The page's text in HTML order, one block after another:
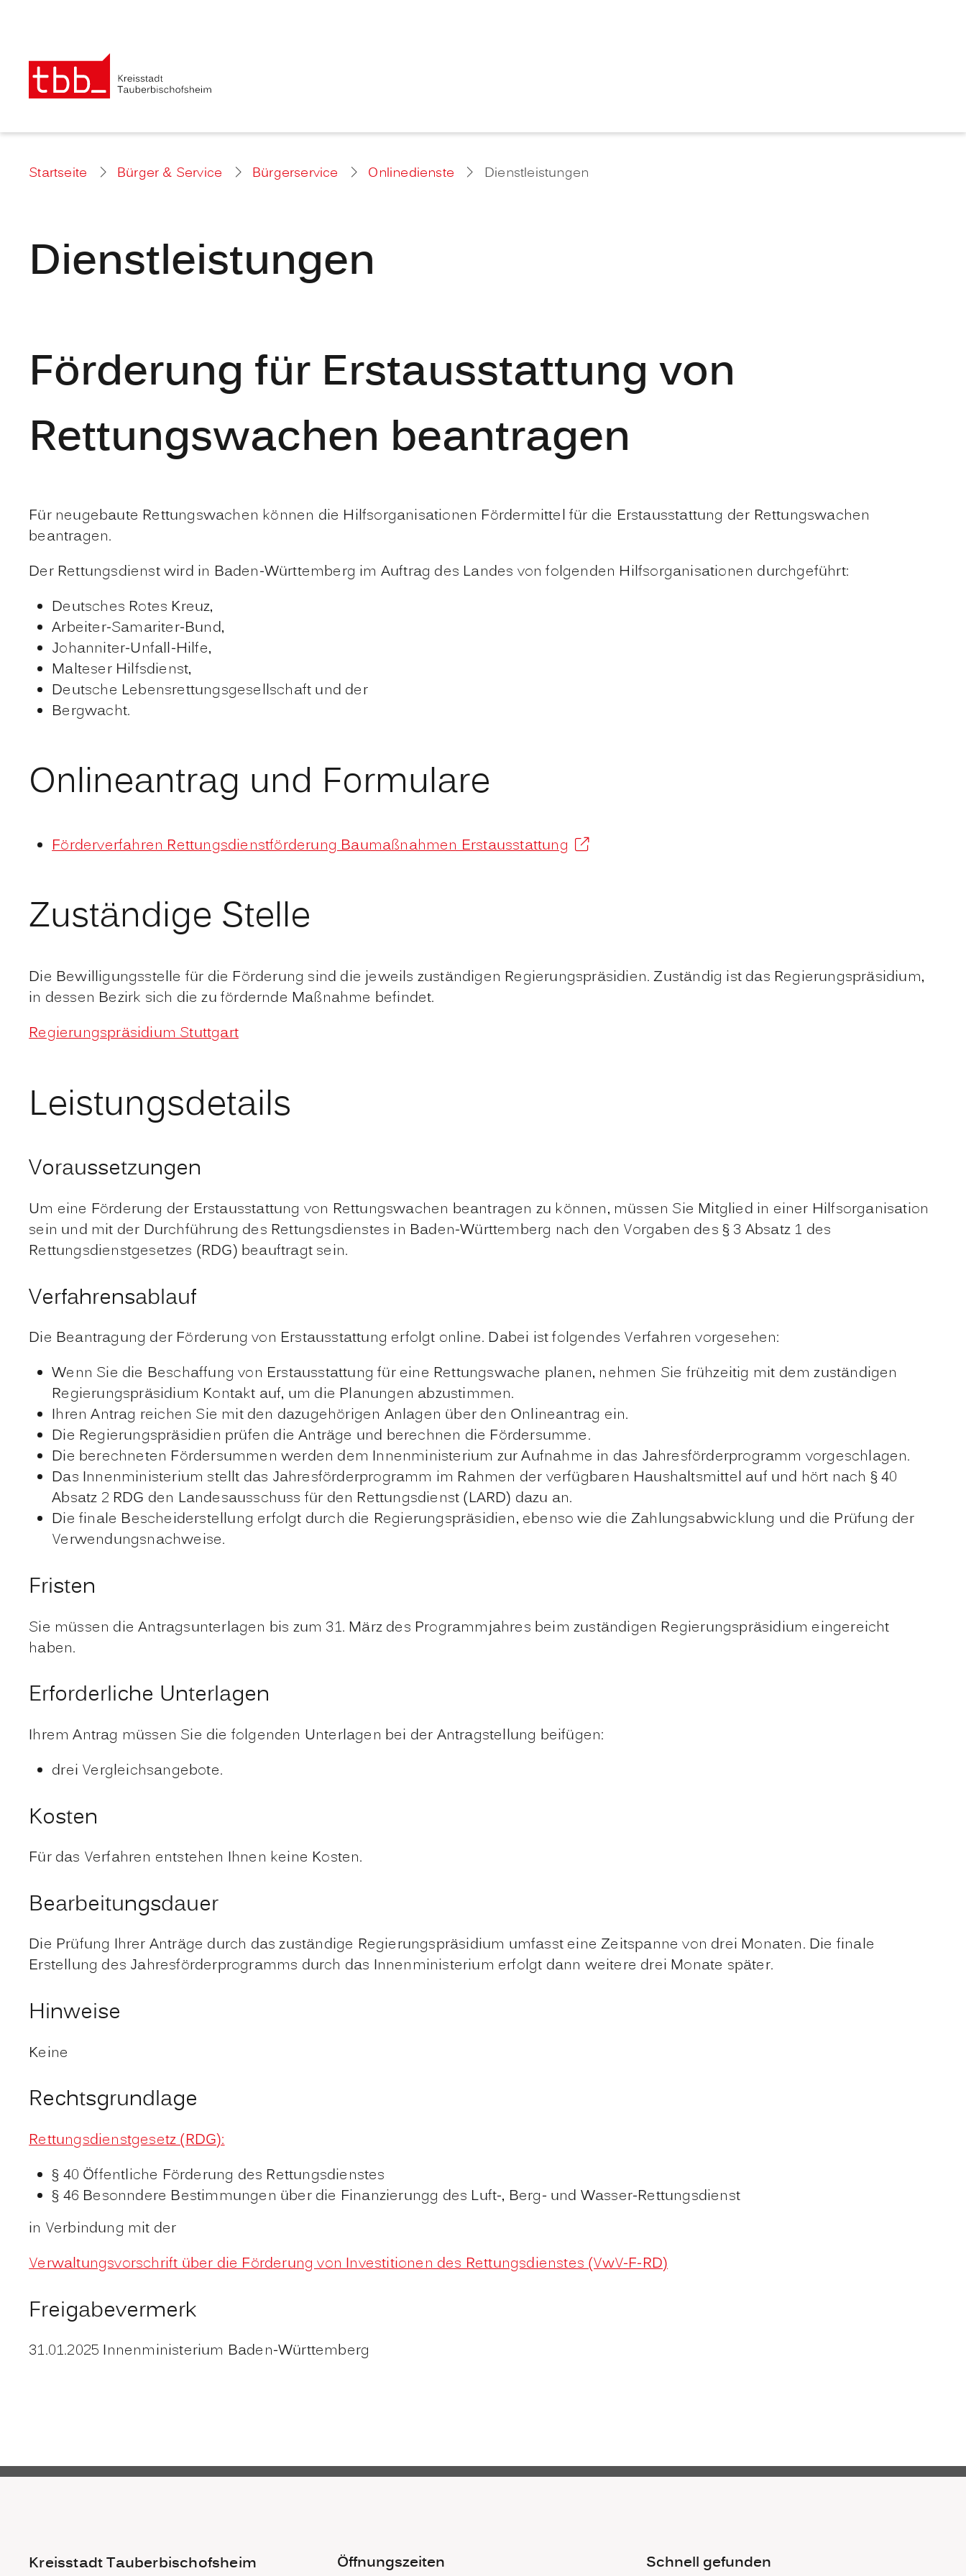
Startseite Bürger & Service Bürgerservice Onlinedienste Dienstleistungen
Dienstleistungen
Förderung für Erstausstattung von
Rettungswachen beantragen
Für neugebaute Rettungswachen können die Hilfsorganisationen Fördermittel für die Erstausstattung der Rettungswachen
beantragen.
Der Rettungsdienst wird in Baden-Württemberg im Auftrag des Landes von folgenden Hilfsorganisationen durchgeführt:
Deutsches Rotes Kreuz,
Arbeiter-Samariter-Bund,
Johanniter-Unfall-Hilfe,
Malteser Hilfsdienst,
Deutsche Lebensrettungsgesellschaft und der
Bergwacht.
Onlineantrag und Formulare
Förderverfahren Rettungsdienstförderung Baumaßnahmen Erstausstattung
Zuständige Stelle
Die Bewilligungsstelle für die Förderung sind die jeweils zuständigen Regierungspräsidien. Zuständig ist das Regierungspräsidium,
in dessen Bezirk sich die zu fördernde Maßnahme befindet.
Regierungspräsidium Stuttgart
Leistungsdetails
Voraussetzungen
Um eine Förderung der Erstausstattung von Rettungswachen beantragen zu können, müssen Sie Mitglied in einer Hilfsorganisation
sein und mit der Durchführung des Rettungsdienstes in Baden-Württemberg nach den Vorgaben des § 3 Absatz 1 des
Rettungsdienstgesetzes (RDG) beauftragt sein.
Verfahrensablauf
Die Beantragung der Förderung von Erstausstattung erfolgt online. Dabei ist folgendes Verfahren vorgesehen:
Wenn Sie die Beschaffung von Erstausstattung für eine Rettungswache planen, nehmen Sie frühzeitig mit dem zuständigen
Regierungspräsidium Kontakt auf, um die Planungen abzustimmen.
Ihren Antrag reichen Sie mit den dazugehörigen Anlagen über den Onlineantrag ein.
Die Regierungspräsidien prüfen die Anträge und berechnen die Fördersumme.
Die berechneten Fördersummen werden dem Innenministerium zur Aufnahme in das Jahresförderprogramm vorgeschlagen.
Das Innenministerium stellt das Jahresförderprogramm im Rahmen der verfügbaren Haushaltsmittel auf und hört nach § 40
Absatz 2 RDG den Landesausschuss für den Rettungsdienst (LARD) dazu an.
Die finale Bescheiderstellung erfolgt durch die Regierungspräsidien, ebenso wie die Zahlungsabwicklung und die Prüfung der
Verwendungsnachweise.
Fristen
Sie müssen die Antragsunterlagen bis zum 31. März des Programmjahres beim zuständigen Regierungspräsidium eingereicht
haben.
Erforderliche Unterlagen
Ihrem Antrag müssen Sie die folgenden Unterlagen bei der Antragstellung beifügen:
drei Vergleichsangebote.
Kosten
Für das Verfahren entstehen Ihnen keine Kosten.
Bearbeitungsdauer
Die Prüfung Ihrer Anträge durch das zuständige Regierungspräsidium umfasst eine Zeitspanne von drei Monaten. Die finale
Erstellung des Jahresförderprogramms durch das Innenministerium erfolgt dann weitere drei Monate später.
Hinweise
Keine
Rechtsgrundlage
Rettungsdienstgesetz (RDG):
§ 40 Öffentliche Förderung des Rettungsdienstes
§ 46 Besonndere Bestimmungen über die Finanzierungg des Luft-, Berg- und Wasser-Rettungsdienst
in Verbindung mit der
Verwaltungsvorschrift über die Förderung von Investitionen des Rettungsdienstes (VwV-F-RD)
Freigabevermerk
31.01.2025 Innenministerium Baden-Württemberg
Kreisstadt Tauberbischofsheim Öffnungszeiten Schnell gefunden